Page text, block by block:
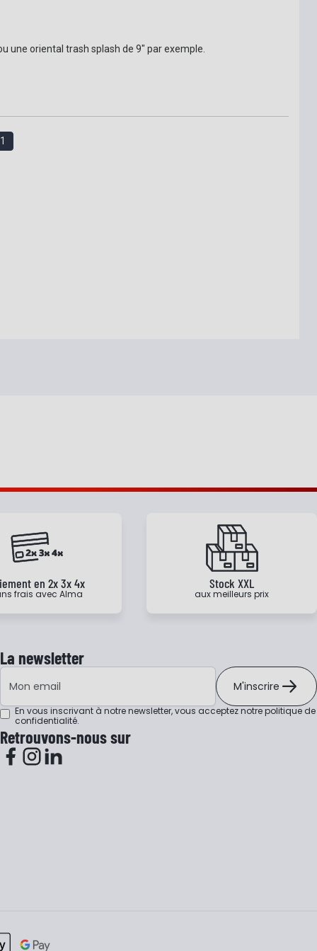
une oriental trash splash de 9" par exemple.
1
en 2x 3x 4x
frais avec Alma
Stock XXL
aux meilleurs prix
La newsletter
Adresse e-mail
M'inscrire
En vous inscrivant à notre newsletter, vous acceptez notrepolitique de
confidentialité.
Retrouvons-nous sur